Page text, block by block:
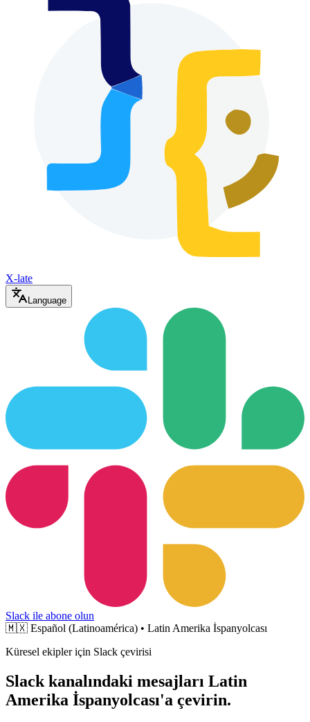
X-late
Language
Slack ile abone olun
🇲🇽 Español (Latinoamérica) • Latin Amerika İspanyolcası
Küresel ekipler için Slack çevirisi
Slack kanalındaki mesajları Latin
Amerika İspanyolcası'a çevirin.